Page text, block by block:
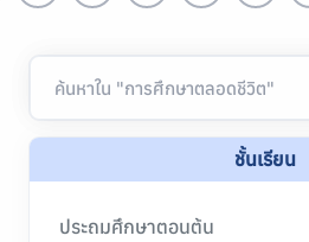
ชั้นเรียน
ประถมศึกษาตอนต้น